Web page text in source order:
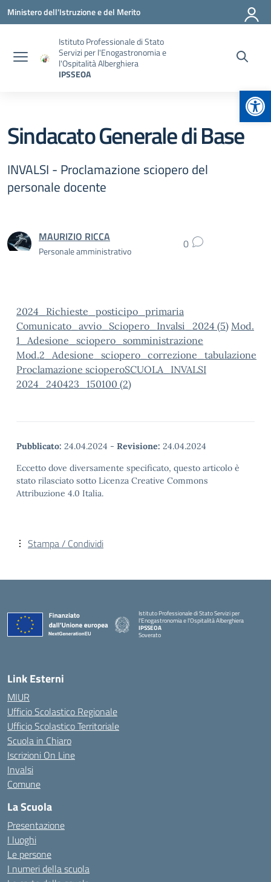
Vai ai contenuti
Vai al menu di navigazione
Vai al footer
Ministero dell'Istruzione e del Merito
Istituto Professionale di Stato
Servizi per l'Enogastronomia e
l'Ospitalità Alberghiera
IPSSEOA
Sindacato Generale di Base
INVALSI - Proclamazione sciopero del
personale docente
MAURIZIO RICCA
Personale amministrativo 0
2024_Richieste_posticipo_primaria
Comunicato_avvio_Sciopero_Invalsi_2024 (5) Mod.
1_Adesione_sciopero_somministrazione
Mod.2_Adesione_sciopero_correzione_tabulazione
Proclamazione scioperoSCUOLA_INVALSI
2024_240423_150100 (2)
Pubblicato: 24.04.2024 - Revisione: 24.04.2024
Eccetto dove diversamente specificato, questo articolo è
stato rilasciato sotto Licenza Creative Commons
Attribuzione 4.0 Italia.
Stampa / Condividi
Istituto Professionale di Stato Servizi per
l'Enogastronomia e l'Ospitalità Alberghiera
IPSSEOA
Soverato
Link Esterni
MIUR
Ufficio Scolastico Regionale
Ufficio Scolastico Territoriale
Scuola in Chiaro
Iscrizioni On Line
Invalsi
Comune
La Scuola
Presentazione
I luoghi
Le persone
I numeri della scuola